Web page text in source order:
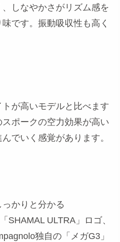
しなやかさがリズム感を
です。振動吸収性も高く
が高いモデルと比べます
ポークの空力効果が高い
でいく感覚があります。
かりと分かる
SHAMAL ULTRA」ロゴ、
独自の「メガG3」